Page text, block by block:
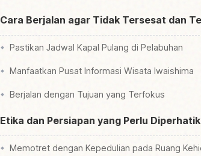
Cara Berjalan agar Tidak Tersesat dan
Pastikan Jadwal Kapal Pulang di Pelabuhan
Manfaatkan Pusat Informasi Wisata Iwaishima
Berjalan dengan Tujuan yang Terfokus
Etika dan Persiapan yang Perlu
Memotret dengan Kepedulian pada Ruang